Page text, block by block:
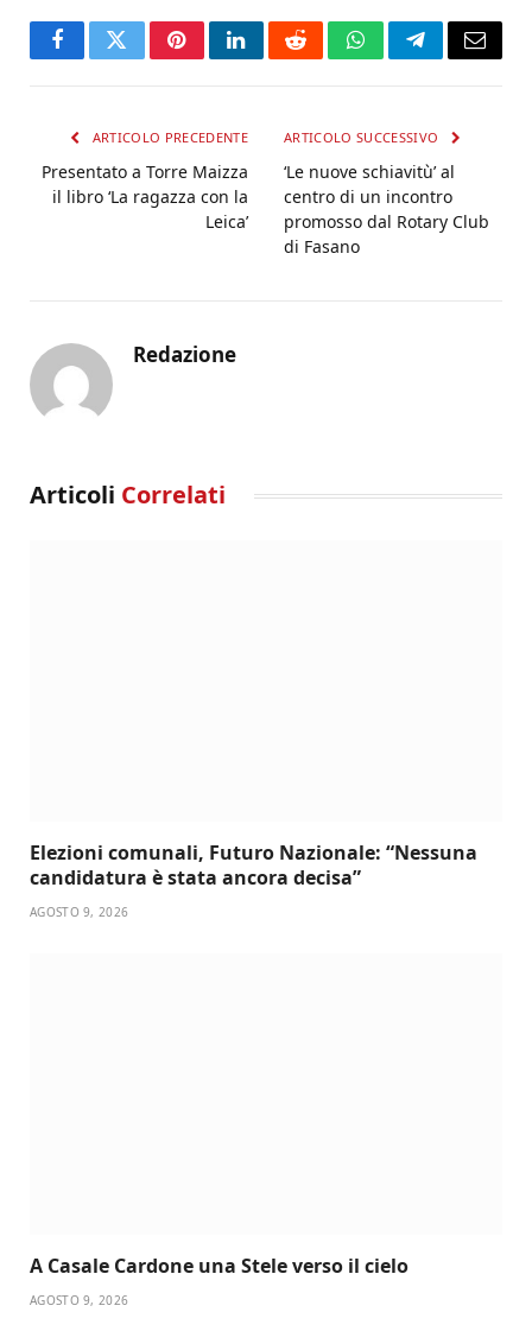
FacebookTwitterPinterestLinkedInRedditWhatsAppTelegramEmail
ARTICOLO PRECEDENTE
Presentato a Torre Maizza
il libro ‘La ragazza con la
Leica’
ARTICOLO SUCCESSIVO
‘Le nuove schiavitù’ al
centro di un incontro
promosso dal Rotary Club
di Fasano
Redazione
Articoli Correlati
Elezioni comunali, Futuro Nazionale: “Nessuna
candidatura è stata ancora decisa”
AGOSTO 9, 2026
A Casale Cardone una Stele verso il cielo
AGOSTO 9, 2026